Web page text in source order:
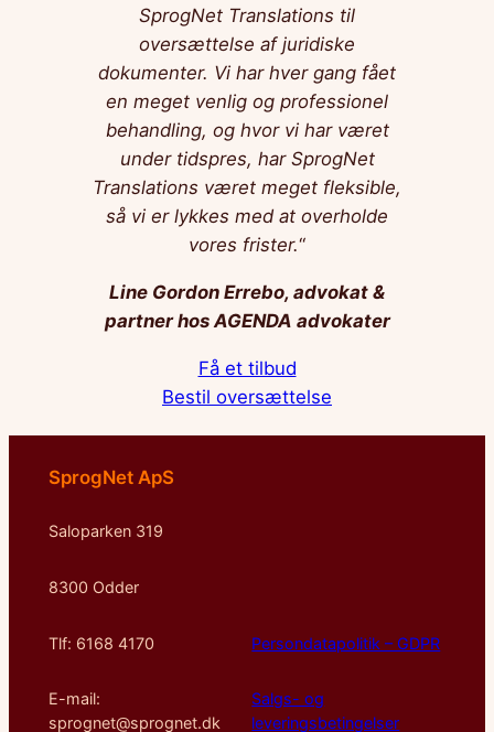
SprogNet Translations til
oversættelse af juridiske
dokumenter. Vi har hver gang fået
en meget venlig og professionel
behandling, og hvor vi har været
under tidspres, har SprogNet
Translations været meget fleksible,
så vi er lykkes med at overholde
vores frister.“
Line Gordon Errebo, advokat &
partner hos AGENDA advokater
Få et tilbud
Bestil oversættelse
SprogNet ApS
Saloparken 319
8300 Odder
Tlf: 6168 4170
E-mail:
sprognet@sprognet.dk
Persondatapolitik – GDPR
Salgs- og
leveringsbetingelser